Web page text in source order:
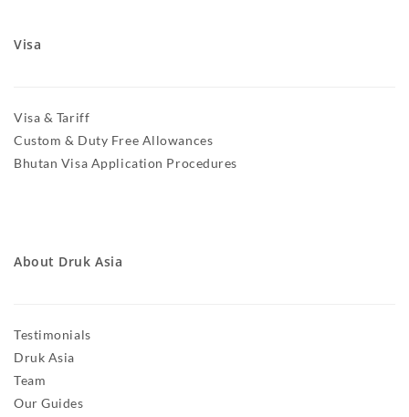
Visa
Visa & Tariff
Custom & Duty Free Allowances
Bhutan Visa Application Procedures
About Druk Asia
Testimonials
Druk Asia
Team
Our Guides